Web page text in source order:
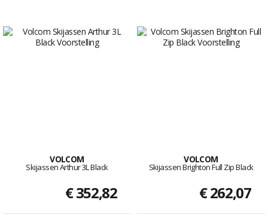
VOLCOM
Skijassen Arthur 3L Black
€ 352,82
VOLCOM
Skijassen Brighton Full Zip Black
€ 262,07